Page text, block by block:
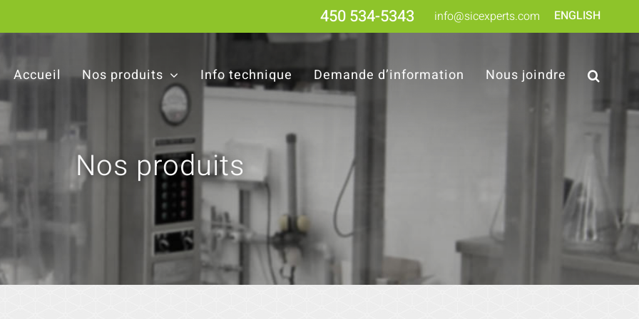
ENGLISH
450 534-5343 info@sicexperts.com
Accueil Nos produits Info technique Demande d’information Nous joindre
Nos produits